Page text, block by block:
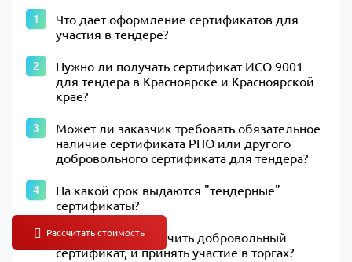
Что дает оформление сертификатов для
участия в тендере?
Нужно ли получать сертификат ИСО 9001
для тендера в Красноярске и Красноярской
крае?
Может ли заказчик требовать обязательное
наличие сертификата РПО или другого
добровольного сертификата для тендера?
На какой срок выдаются "тендерные"
сертификаты?
Может ли ИП получить добровольный
сертификат, и принять участие в торгах?